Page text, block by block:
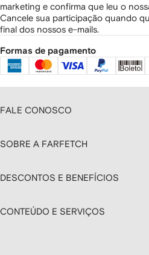
marketing e confirma que leu o
Cancele sua participação quando
final dos nossos e-mails.
Formas de pagamento
FALE CONOSCO
SOBRE A FARFETCH
DESCONTOS E BENEFÍCIOS
CONTEÚDO E SERVIÇOS